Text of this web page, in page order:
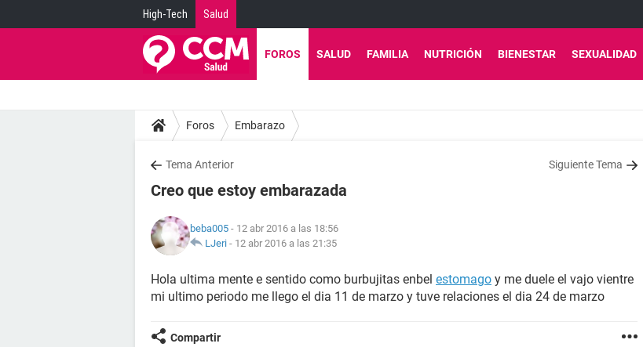
High-Tech Salud
FOROS SALUD FAMILIA NUTRICIÓN BIENESTAR SEXUALIDAD
Foros Embarazo
Tema Anterior Siguiente Tema
Creo que estoy embarazada
beba005 - 12 abr 2016 a las 18:56
LJeri - 12 abr 2016 a las 21:35
Hola ultima mente e sentido como burbujitas enbel estomago y me duele el vajo vientre
mi ultimo periodo me llego el dia 11 de marzo y tuve relaciones el dia 24 de marzo
Compartir